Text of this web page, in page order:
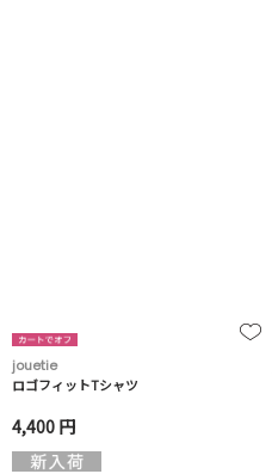
jouetie
ロゴフィットTシャツ
4,400 円